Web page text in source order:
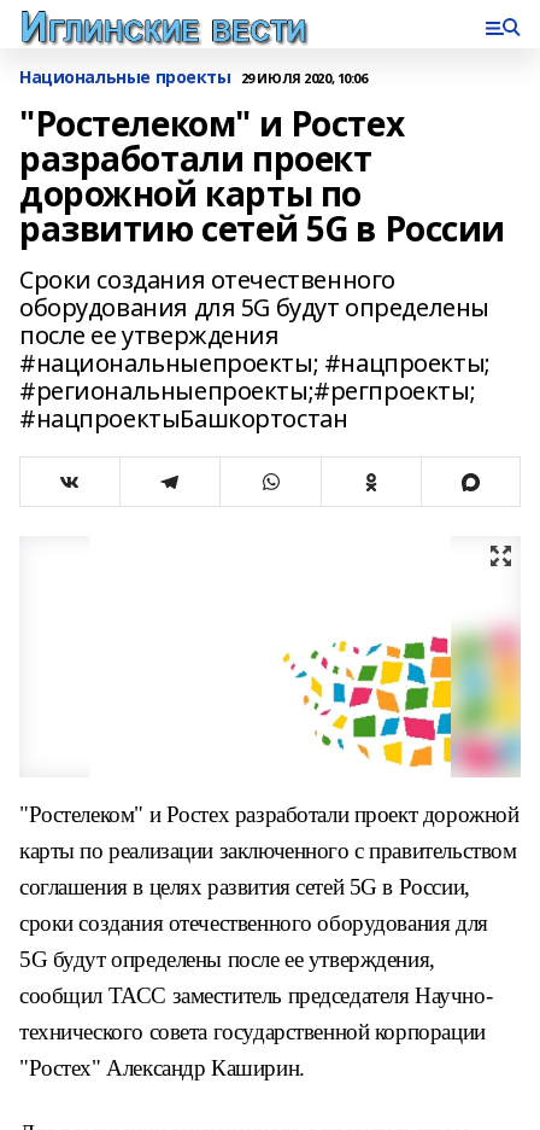
Национальные проекты 29 ИЮЛЯ 2020, 10:06
"Ростелеком" и Ростех
разработали проект
дорожной карты по
развитию сетей 5G в России
Сроки создания отечественного
оборудования для 5G будут определены
после ее утверждения
#национальныепроекты; #нацпроекты;
#региональныепроекты;#регпроекты;
#нацпроектыБашкортостан
"Ростелеком" и Ростех разработали проект дорожной
карты по реализации заключенного с правительством
соглашения в целях развития сетей 5G в России,
сроки создания отечественного оборудования для
5G будут определены после ее утверждения,
сообщил ТАСС заместитель председателя Научно-
технического совета государственной корпорации
"Ростех" Александр Каширин.